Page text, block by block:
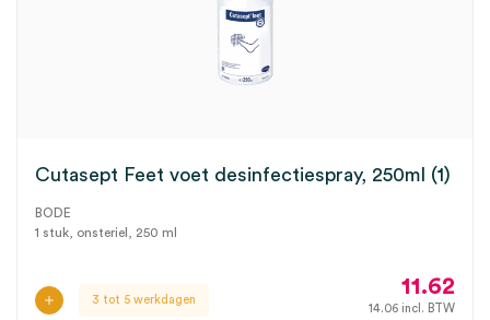
Cutasept Feet voet desinfectiespray, 250ml (1)
BODE
1 stuk, onsteriel, 250 ml
3 tot 5 werkdagen
11.62
14.06 incl. BTW